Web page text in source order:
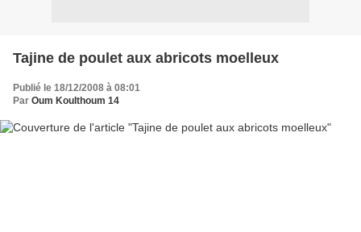
Tajine de poulet aux abricots moelleux
Publié le 18/12/2008 à 08:01
Par Oum Koulthoum 14